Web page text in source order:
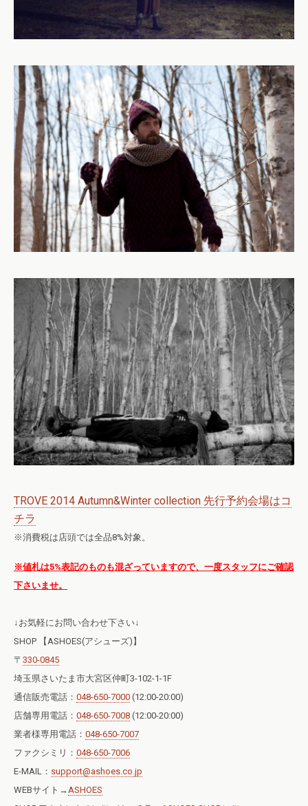
TROVE 2014 Autumn&Winter collection 先行予約会場はコ
チラ
※消費税は店頭では全品8%対象。
※値札は5%表記のものも混ざっていますので、一度スタッフにご確認
下さいませ。
↓お気軽にお問い合わせ下さい↓
SHOP 【ASHOES(アシューズ)】
〒 330-0845
埼玉県さいたま市大宮区仲町3-102-1-1F
通信販売電話： 048-650-7000 (12:00-20:00)
店舗専用電話： 048-650-7008 (12:00-20:00)
業者様専用電話： 048-650-7007
ファクシミリ： 048-650-7006
E-MAIL： support@ashoes.co.jp
WEBサイト→ ASHOES